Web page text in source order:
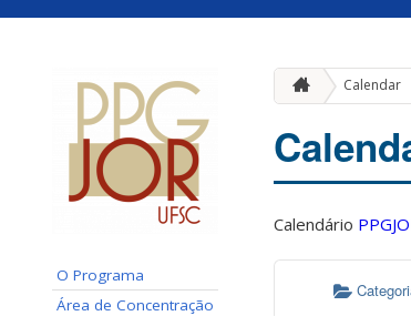
O Programa
Área de Concentração
Calendar
Calendário